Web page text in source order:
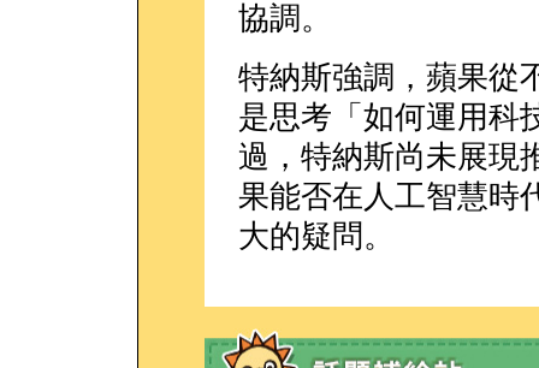
協調。
特納斯強調，蘋果從
是思考「如何運用科
過，特納斯尚未展現
果能否在人工智慧時
大的疑問。